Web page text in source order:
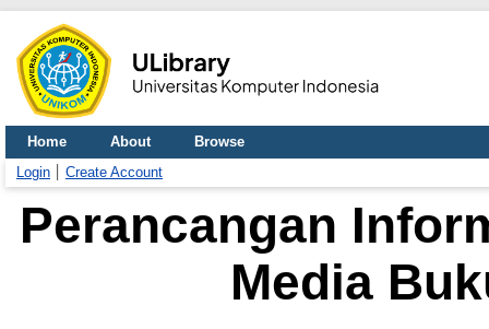
Home About
Browse
Login
Create Account
Perancangan
Media